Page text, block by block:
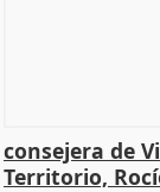
consejera de
Territorio,